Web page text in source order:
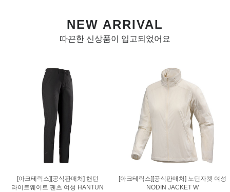
피엘라벤
양말
배낭
10 텐트
아크테릭스
NEW ARRIVAL
따끈한 신상품이 입고되었어요
[아크테릭스][공식판매처] 핸턴
라이트웨이트 팬츠 여성 HANTUN
[아크테릭스][공식판매처] 노딘자켓 여성
NODIN JACKET W